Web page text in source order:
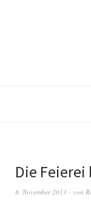
Die
8. November 2013 von